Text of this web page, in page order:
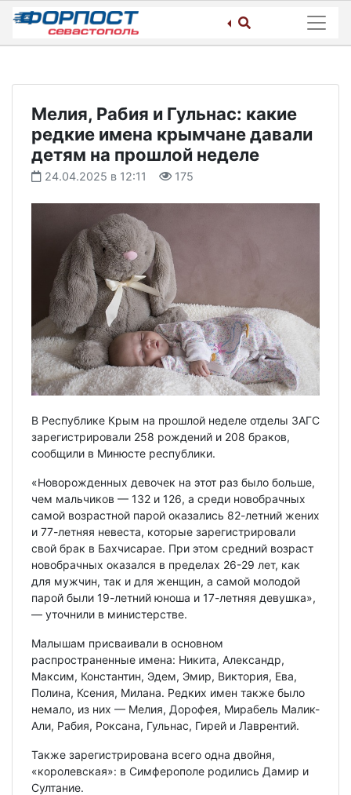
Skip
content
Мелия, Рабия и Гульнас: какие
редкие имена крымчане давали
детям на прошлой неделе
24.04.2025 в 12:11 175
В Республике Крым на прошлой неделе отделы ЗАГС
зарегистрировали 258 рождений и 208 браков,
сообщили в Минюсте республики.
«Новорожденных девочек на этот раз было больше,
чем мальчиков — 132 и 126, а среди новобрачных
самой возрастной парой оказались 82-летний жених
и 77-летняя невеста, которые зарегистрировали
свой брак в Бахчисарае. При этом средний возраст
новобрачных оказался в пределах 26-29 лет, как
для мужчин, так и для женщин, а самой молодой
парой были 19-летний юноша и 17-летняя девушка»,
— уточнили в министерстве.
Малышам присваивали в основном
распространенные имена: Никита, Александр,
Максим, Константин, Эдем, Эмир, Виктория, Ева,
Полина, Ксения, Милана. Редких имен также было
немало, из них — Мелия, Дорофея, Мирабель Малик-
Али, Рабия, Роксана, Гульнас, Гирей и Лаврентий.
Также зарегистрирована всего одна двойня,
«королевская»: в Симферополе родились Дамир и
Султание.